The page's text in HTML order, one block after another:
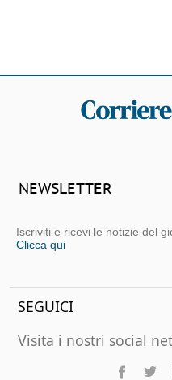
NEWSLETTER
Iscriviti e ricevi le notizie del
Clicca qui
SEGUICI
Visita i nostri social